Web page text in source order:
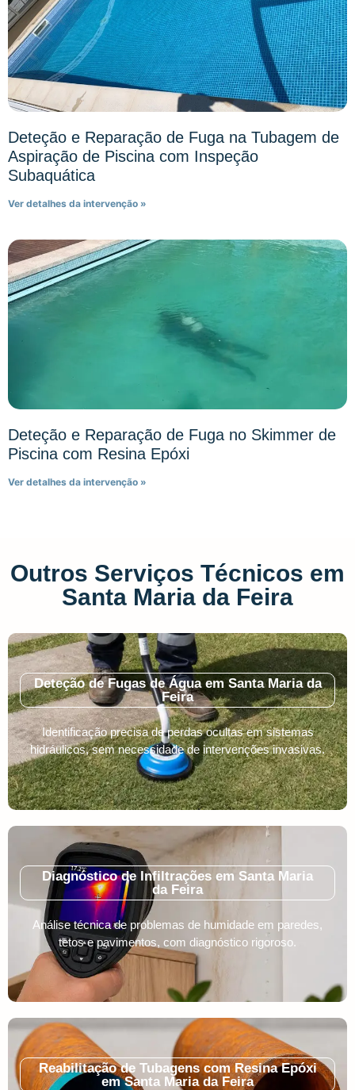
Deteção e Reparação de Fuga na Tubagem de
Aspiração de Piscina com Inspeção
Subaquática
Ver detalhes da intervenção »
Deteção e Reparação de Fuga no Skimmer de
Piscina com Resina Epóxi
Ver detalhes da intervenção »
Outros Serviços Técnicos em
Santa Maria da Feira
Deteção de Fugas de Água em Santa Maria da
Feira
Identificação precisa de perdas ocultas em sistemas
hidráulicos, sem necessidade de intervenções invasivas.
Diagnóstico de Infiltrações em Santa Maria
da Feira
Análise técnica de problemas de humidade em paredes,
tetos e pavimentos, com diagnóstico rigoroso.
Reabilitação de Tubagens com Resina Epóxi
em Santa Maria da Feira